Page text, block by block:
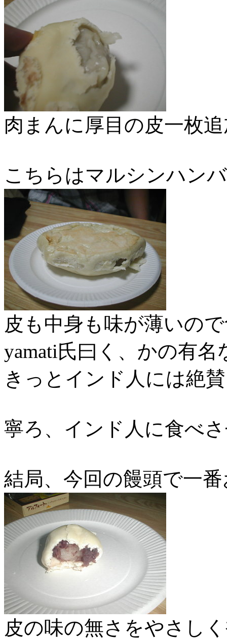
肉まんに厚目の皮一枚
こちらはマルシンハン
皮も中身も味が薄いの
yamati氏曰く、かの有
きっとインド人には絶
寧ろ、インド人に食べ
結局、今回の饅頭で一
皮の味の無さをやさし